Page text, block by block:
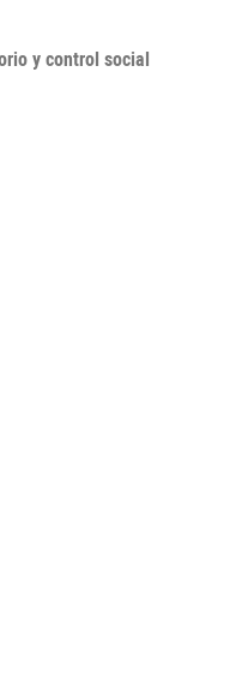
y control social